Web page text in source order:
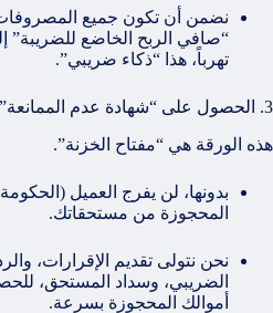
نضمن أن تكون جميع المصروفات
“صافي الربح الخاضع للضريبة”
تهرباً، هذا “ذكاء ضريبي”.
3. الحصول على “شهادة عدم الممانعة” (NOC)
هذه الورقة هي “مفتاح الخزنة”.
المحجوزة من مستحقاتك.
نحن نتولى تقديم الإقرارات،
الضريبي، وسداد المستحق،
أموالك المحجوزة بسرعة.